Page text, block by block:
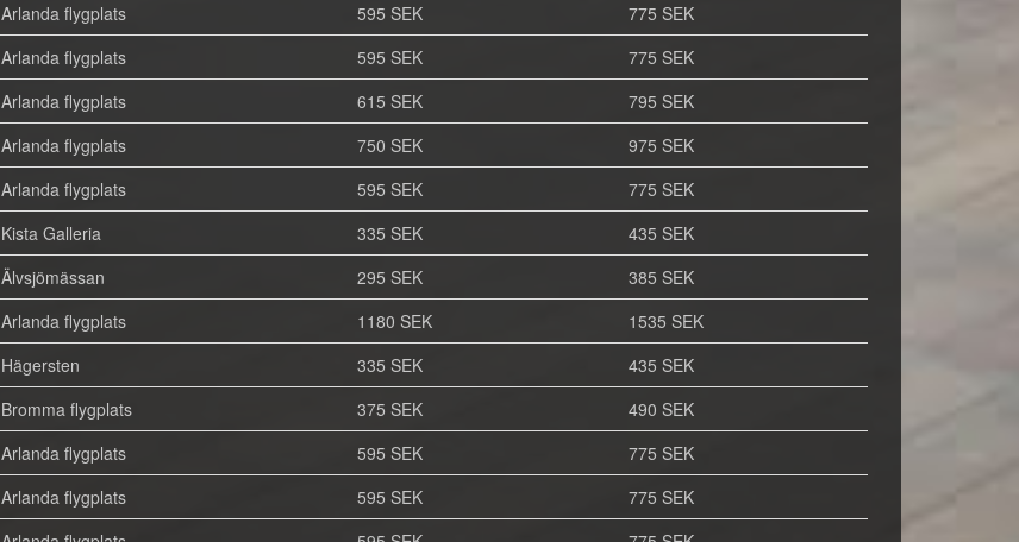
Arlanda flygplats 595 SEK
775 SEK
Arlanda flygplats 595 SEK
775 SEK
Arlanda flygplats 615 SEK
795 SEK
Arlanda flygplats 750 SEK
975 SEK
Arlanda flygplats 595 SEK
775 SEK
Kista Galleria 335 SEK
435 SEK
Älvsjömässan 295 SEK
385 SEK
Arlanda flygplats 1180 SEK
1535 SEK
Hägersten 335 SEK
435 SEK
Bromma flygplats 375 SEK
490 SEK
Arlanda flygplats 595 SEK
775 SEK
Arlanda flygplats 595 SEK
775 SEK